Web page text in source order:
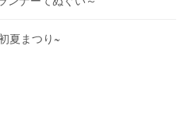
夏まつり~